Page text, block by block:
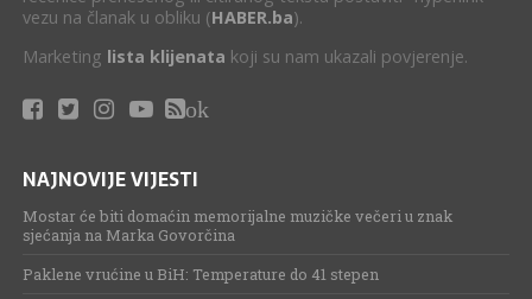
vezu na članak u obliku (HABER.ba).
Marketing lista klijenata koji su nam ukazali povjerenje.
ok
NAJNOVIJE VIJESTI
Mostar će biti domaćin memorijalne muzičke večeri u znak
sjećanja na Marka Govorčina
Paklene vrućine u BiH: Temperature do 41 stepen